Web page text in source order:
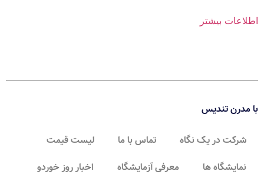
اطلاعات بیشتر
با مدرن تندیس
شرکت در یک نگاه تماس با ما
لیست قیمت
نمایشگاه ها
معرفی آزمایشگاه اخبار روز خوردو